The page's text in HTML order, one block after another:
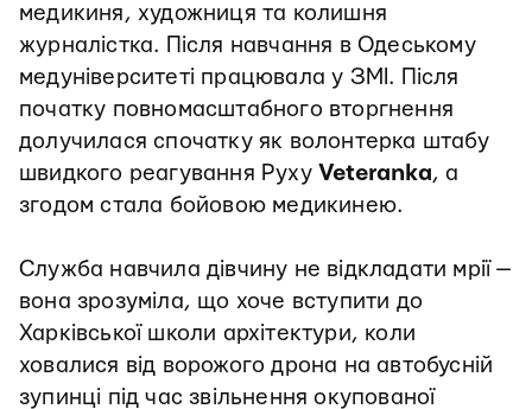
медикиня, художниця та колишня
журналістка. Після навчання в Одеському
медуніверситеті працювала у ЗМІ. Після
початку повномасштабного вторгнення
долучилася спочатку як волонтерка штабу
швидкого реагування Руху Veteranka, а
згодом стала бойовою медикинею.
Служба навчила дівчину не відкладати мрії —
вона зрозуміла, що хоче вступити до
Харківської школи архітектури, коли
ховалися від ворожого дрона на автобусній
зупинці під час звільнення окупованої